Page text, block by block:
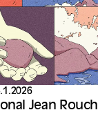
Jean Rouch